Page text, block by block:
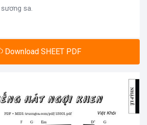
sa.
Download SHEET PDF